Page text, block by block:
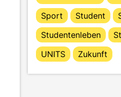
Sport
Student
Studentenleben
UNITS
Zukunft